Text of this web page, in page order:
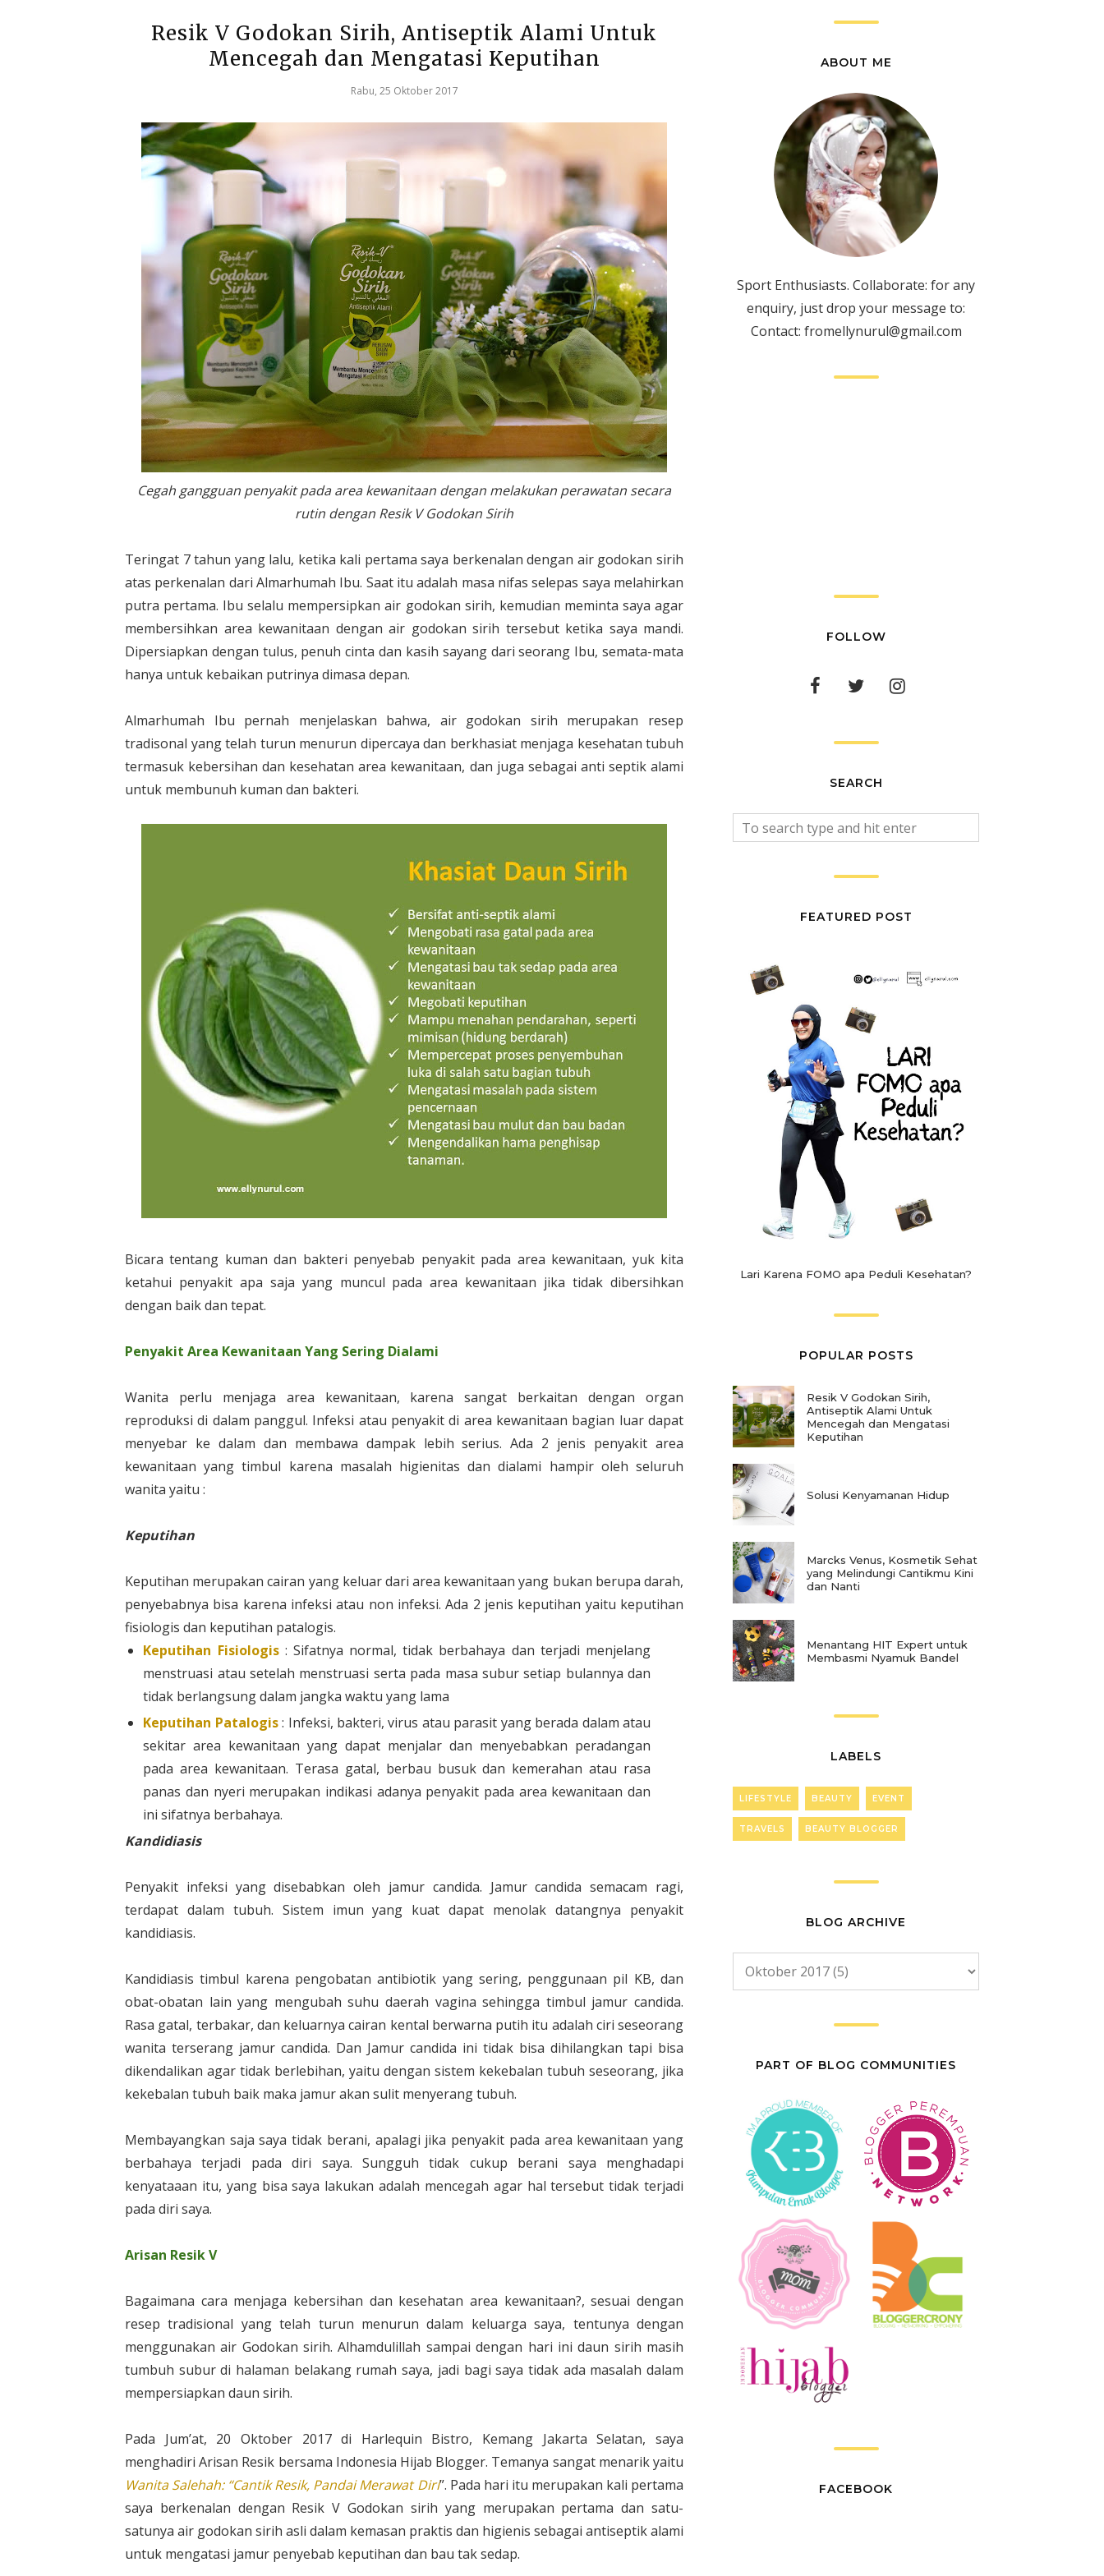
Resik V Godokan Sirih, Antiseptik Alami Untuk
Mencegah dan Mengatasi Keputihan
Rabu, 25 Oktober 2017
Cegah gangguan penyakit pada area kewanitaan dengan melakukan perawatan secara
rutin dengan Resik V Godokan Sirih
Teringat 7 tahun yang lalu, ketika kali pertama saya berkenalan dengan air godokan sirih
atas perkenalan dari Almarhumah Ibu. Saat itu adalah masa nifas selepas saya melahirkan
putra pertama. Ibu selalu mempersipkan air godokan sirih, kemudian meminta saya agar
membersihkan area kewanitaan dengan air godokan sirih tersebut ketika saya mandi.
Dipersiapkan dengan tulus, penuh cinta dan kasih sayang dari seorang Ibu, semata-mata
hanya untuk kebaikan putrinya dimasa depan.
Almarhumah Ibu pernah menjelaskan bahwa, air godokan sirih merupakan resep
tradisonal yang telah turun menurun dipercaya dan berkhasiat menjaga kesehatan tubuh
termasuk kebersihan dan kesehatan area kewanitaan, dan juga sebagai anti septik alami
untuk membunuh kuman dan bakteri.
Bicara tentang kuman dan bakteri penyebab penyakit pada area kewanitaan, yuk kita
ketahui penyakit apa saja yang muncul pada area kewanitaan jika tidak dibersihkan
dengan baik dan tepat.
Penyakit Area Kewanitaan Yang Sering Dialami
Wanita perlu menjaga area kewanitaan, karena sangat berkaitan dengan organ
reproduksi di dalam panggul. Infeksi atau penyakit di area kewanitaan bagian luar dapat
menyebar ke dalam dan membawa dampak lebih serius. Ada 2 jenis penyakit area
kewanitaan yang timbul karena masalah higienitas dan dialami hampir oleh seluruh
wanita yaitu :
Keputihan
Keputihan merupakan cairan yang keluar dari area kewanitaan yang bukan berupa darah,
penyebabnya bisa karena infeksi atau non infeksi. Ada 2 jenis keputihan yaitu keputihan
fisiologis dan keputihan patalogis.
Keputihan Fisiologis: Sifatnya normal, tidak berbahaya dan terjadi menjelang
menstruasi atau setelah menstruasi serta pada masa subur setiap bulannya dan
tidak berlangsung dalam jangka waktu yang lama
Keputihan Patalogis: Infeksi, bakteri, virus atau parasit yang berada dalam atau
sekitar area kewanitaan yang dapat menjalar dan menyebabkan peradangan
pada area kewanitaan. Terasa gatal, berbau busuk dan kemerahan atau rasa
panas dan nyeri merupakan indikasi adanya penyakit pada area kewanitaan dan
ini sifatnya berbahaya.
Kandidiasis
Penyakit infeksi yang disebabkan oleh jamur candida. Jamur candida semacam ragi,
terdapat dalam tubuh. Sistem imun yang kuat dapat menolak datangnya penyakit
kandidiasis.
Kandidiasis timbul karena pengobatan antibiotik yang sering, penggunaan pil KB, dan
obat-obatan lain yang mengubah suhu daerah vagina sehingga timbul jamur candida.
Rasa gatal, terbakar, dan keluarnya cairan kental berwarna putih itu adalah ciri seseorang
wanita terserang jamur candida. Dan Jamur candida ini tidak bisa dihilangkan tapi bisa
dikendalikan agar tidak berlebihan, yaitu dengan sistem kekebalan tubuh seseorang, jika
kekebalan tubuh baik maka jamur akan sulit menyerang tubuh.
Membayangkan saja saya tidak berani, apalagi jika penyakit pada area kewanitaan yang
berbahaya terjadi pada diri saya. Sungguh tidak cukup berani saya menghadapi
kenyataaan itu, yang bisa saya lakukan adalah mencegah agar hal tersebut tidak terjadi
pada diri saya.
Arisan Resik V
Bagaimana cara menjaga kebersihan dan kesehatan area kewanitaan?, sesuai dengan
resep tradisional yang telah turun menurun dalam keluarga saya, tentunya dengan
menggunakan air Godokan sirih. Alhamdulillah sampai dengan hari ini daun sirih masih
tumbuh subur di halaman belakang rumah saya, jadi bagi saya tidak ada masalah dalam
mempersiapkan daun sirih.
Pada Jum’at, 20 Oktober 2017 di Harlequin Bistro, Kemang Jakarta Selatan, saya
menghadiri Arisan Resik bersama Indonesia Hijab Blogger. Temanya sangat menarik yaitu
Wanita Salehah: “Cantik Resik, Pandai Merawat Diri”. Pada hari itu merupakan kali pertama
saya berkenalan dengan Resik V Godokan sirih yang merupakan pertama dan satu-
satunya air godokan sirih asli dalam kemasan praktis dan higienis sebagai antiseptik alami
untuk mengatasi jamur penyebab keputihan dan bau tak sedap.
ABOUT ME
Sport Enthusiasts. Collaborate: for any
enquiry, just drop your message to:
Contact: fromellynurul@gmail.com
FOLLOW
SEARCH
FEATURED POST
Lari Karena FOMO apa Peduli Kesehatan?
POPULAR POSTS
Resik V Godokan Sirih,
Antiseptik Alami Untuk
Mencegah dan Mengatasi
Keputihan
Solusi Kenyamanan Hidup
Marcks Venus, Kosmetik Sehat
yang Melindungi Cantikmu Kini
dan Nanti
Menantang HIT Expert untuk
Membasmi Nyamuk Bandel
LABELS
LIFESTYLE BEAUTY EVENT
TRAVELS BEAUTY BLOGGER
BLOG ARCHIVE
PART OF BLOG COMMUNITIES
FACEBOOK